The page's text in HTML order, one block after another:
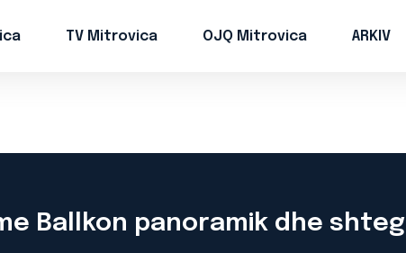
TV Mitrovica OJQ Mitrovica ARKIV
Ballkon panoramik dhe shteg